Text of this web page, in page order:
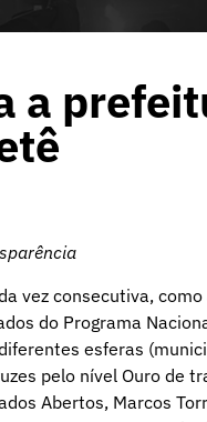
a
vez consecutiva,
do Programa
esferas
pelo nível Ouro de
Abertos, Marcos